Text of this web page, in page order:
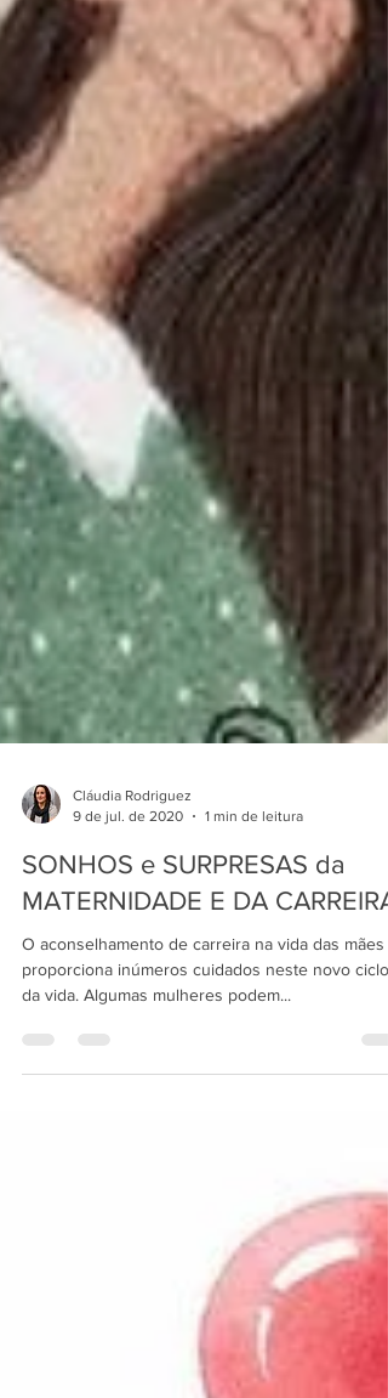
9 de jul. de 2020
1 min de leitura
SONHOS e SURPRESAS da
MATERNIDADE E DA CARREIRA
O aconselhamento de carreira na vida das mães
proporciona inúmeros cuidados neste novo ciclo
da vida. Algumas mulheres podem...